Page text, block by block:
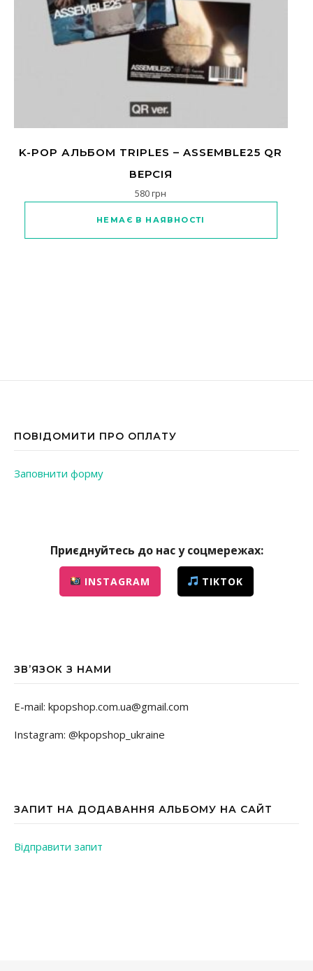
K-POP АЛЬБОМ TRIPLES – ASSEMBLE25 QR
ВЕРСІЯ
580грн
НЕМАЄ В НАЯВНОСТІ
ПОВІДОМИТИ ПРО ОПЛАТУ
Заповнити форму
Приєднуйтесь до нас у соцмережах:
INSTAGRAM TIKTOK
ЗВ’ЯЗОК З НАМИ
E-mail: kpopshop.com.ua@gmail.com
Instagram: @kpopshop_ukraine
ЗАПИТ НА ДОДАВАННЯ АЛЬБОМУ НА САЙТ
Відправити запит